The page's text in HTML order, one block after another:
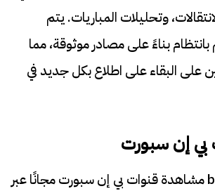
وتحليلات المباريات. يتم
بناءً على مصادر موثوقة، مما
على البقاء على اطلاع بكل جديد في
يتيح buzkora.live مشاهدة قنوات بي إن سبورت مجانًا عبر